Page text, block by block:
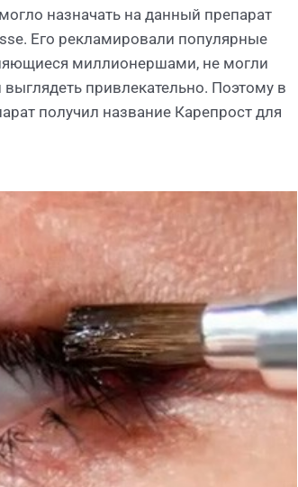
назначать на данный препарат
Его рекламировали популярные
миллионершами, не могли
привлекательно. Поэтому в
получил название Карепрост для